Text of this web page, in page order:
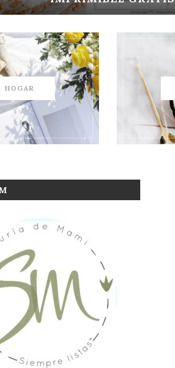
HOGAR